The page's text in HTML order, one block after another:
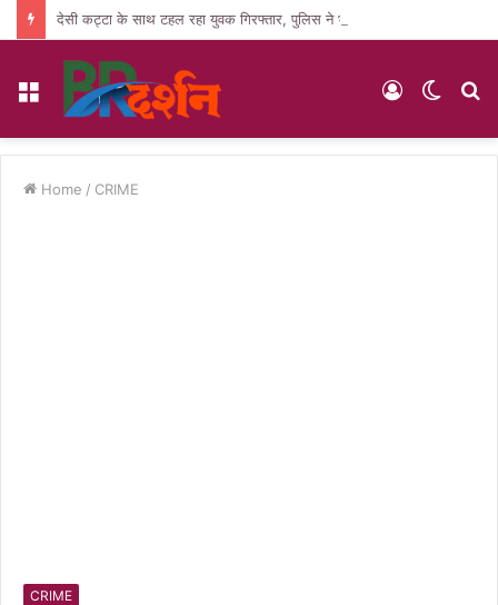
देसी कट्टा के साथ टहल रहा युवक गिरफ्तार, पुलिस ने भेजा जेल
Menu
Switch
Log
Home / CRIME
CRIME